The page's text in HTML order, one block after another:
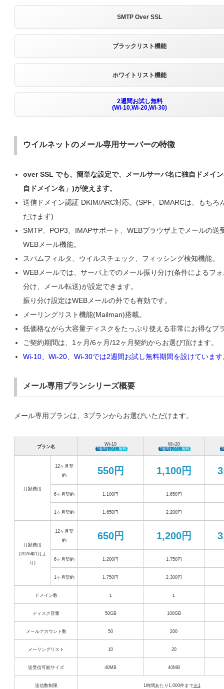
SMTP Over SSL
ブラックリスト機能
ホワイトリスト機能
2週間お試し無料
(Wi-10,Wi-20,Wi-30)
ウイルネットのメール専用サーバーの特徴
over SSL でも、簡単な設定で、メールサーバ名に独自ドメイ
自ドメイン名」)が使えます。
送信ドメイン認証 DKIM/ARC対応。(SPF、DMARCは、もちろ
だけます)
SMTP、POP3、IMAPサポート、WEBブラウザ上でメールの送
WEBメール機能。
スパムフィルタ、ウイルスチェック、フィッシング検知機能。
WEBメールでは、サーバ上でのメール振り分け(条件によるフ
分け、メール転送)が設定できます。
振り分け設定はWEBメールの外でも有効です。
メーリングリスト機能(Mailman)搭載。
低価格ながら大容量ディスクをたっぷり使える非常にお得なプ
ご契約期間は、1ヶ月/6ヶ月/12ヶ月契約からお選び頂けます。
Wi-10、Wi-20、Wi-30では2週間お試し無料期間を設けていま
メール専用プランシリーズ概要
メール専用プランは、3プランからお選びいただけます。
プラン名 Wi-10
2週間お試し無料
Wi-20
2週間お試し無料 2
月額費用
12ヶ月契
約
550円 1,100円
6ヶ月契約 1,100円 1,650円
1ヶ月契約 1,650円 2,200円
月額費用
(2026年1月よ
り)
12ヶ月契
約
650円 1,200円
6ヶ月契約 1,200円 1,750円
1ヶ月契約 1,750円 2,300円
ドメイン数 １ １
ディスク容量 50GB 100GB
メールアカウント数 50 200
メーリングリスト 10 20
送受信可能サイズ 40MB 40MB
送信数制限 1時間あたり1,000件まで※1